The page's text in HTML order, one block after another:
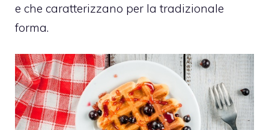
e che caratterizzano per la tradizionale
forma.